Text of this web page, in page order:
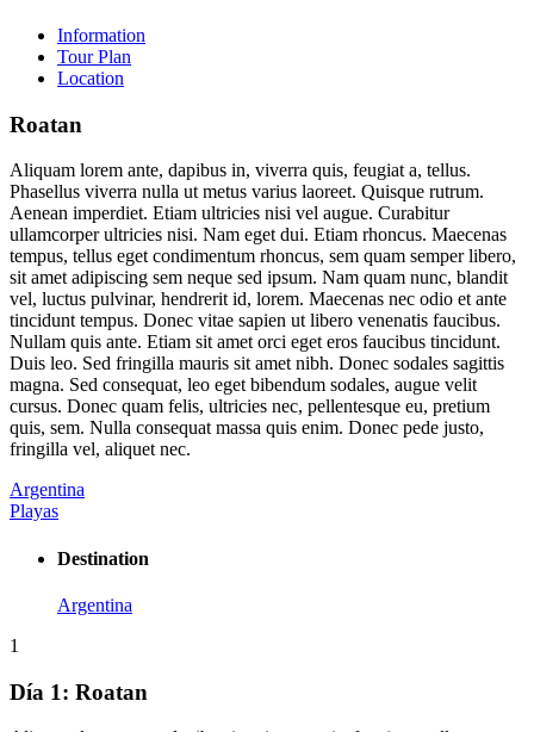
Information
Tour Plan
Location
Roatan
Aliquam lorem ante, dapibus in, viverra quis, feugiat a, tellus.
Phasellus viverra nulla ut metus varius laoreet. Quisque rutrum.
Aenean imperdiet. Etiam ultricies nisi vel augue. Curabitur
ullamcorper ultricies nisi. Nam eget dui. Etiam rhoncus. Maecenas
tempus, tellus eget condimentum rhoncus, sem quam semper libero,
sit amet adipiscing sem neque sed ipsum. Nam quam nunc, blandit
vel, luctus pulvinar, hendrerit id, lorem. Maecenas nec odio et ante
tincidunt tempus. Donec vitae sapien ut libero venenatis faucibus.
Nullam quis ante. Etiam sit amet orci eget eros faucibus tincidunt.
Duis leo. Sed fringilla mauris sit amet nibh. Donec sodales sagittis
magna. Sed consequat, leo eget bibendum sodales, augue velit
cursus. Donec quam felis, ultricies nec, pellentesque eu, pretium
quis, sem. Nulla consequat massa quis enim. Donec pede justo,
fringilla vel, aliquet nec.
Argentina
Playas
Destination
Argentina
1
Día 1: Roatan